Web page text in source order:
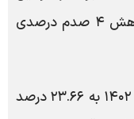
هفته از نخستین ماه سال جدید با کاهش ۴ صدم درصدی
این نرخ در هفته پایانی اسفندماه سال ۱۴۰۲ به ۲۳.۶۶ درصد